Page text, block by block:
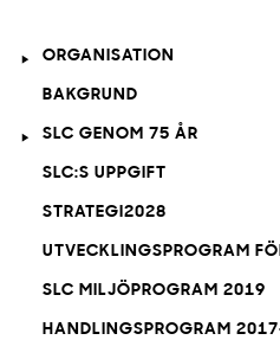
ORGANISATION
BAKGRUND
SLC GENOM 75 ÅR
SLC:S UPPGIFT
STRATEGI2028
UTVECKLINGSPROGRAM
SLC MILJÖPROGRAM 2019
HANDLINGSPROGRAM